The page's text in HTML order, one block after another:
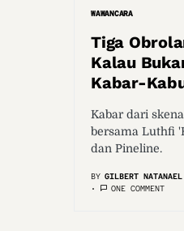
WAWANCARA
Tiga
Kalau
Kabar-
Kabar dari
bersama Luthfi
dan Pineline.
BY GILBERT
ONE COMMENT